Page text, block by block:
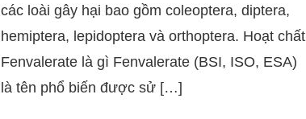
các loài gây hại bao gồm coleoptera, diptera,
hemiptera, lepidoptera và orthoptera. Hoạt chất
Fenvalerate là gì Fenvalerate (BSI, ISO, ESA)
là tên phổ biến được sử […]